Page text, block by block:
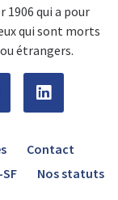
1906 qui a pour
qui sont morts
étrangers.
Contact
SF Nos statuts